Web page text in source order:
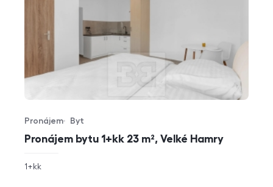
Pronájem bytu 1+kk 23 m², Velké Hamry
Typ nabídky
Pronájem
Typ nemovitosti
Byt
rozměry
1+kk